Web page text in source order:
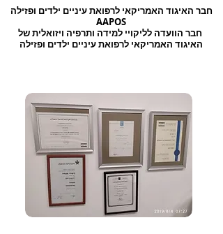
חבר האיגוד האמריקאי לרפואת עיניים ילדים ופזילה
AAPOS
חבר הוועדה לליקויי למידה ותרפיה ויזואלית של
האיגוד האמריקאי לרפואת עיניים ילדים ופזילה